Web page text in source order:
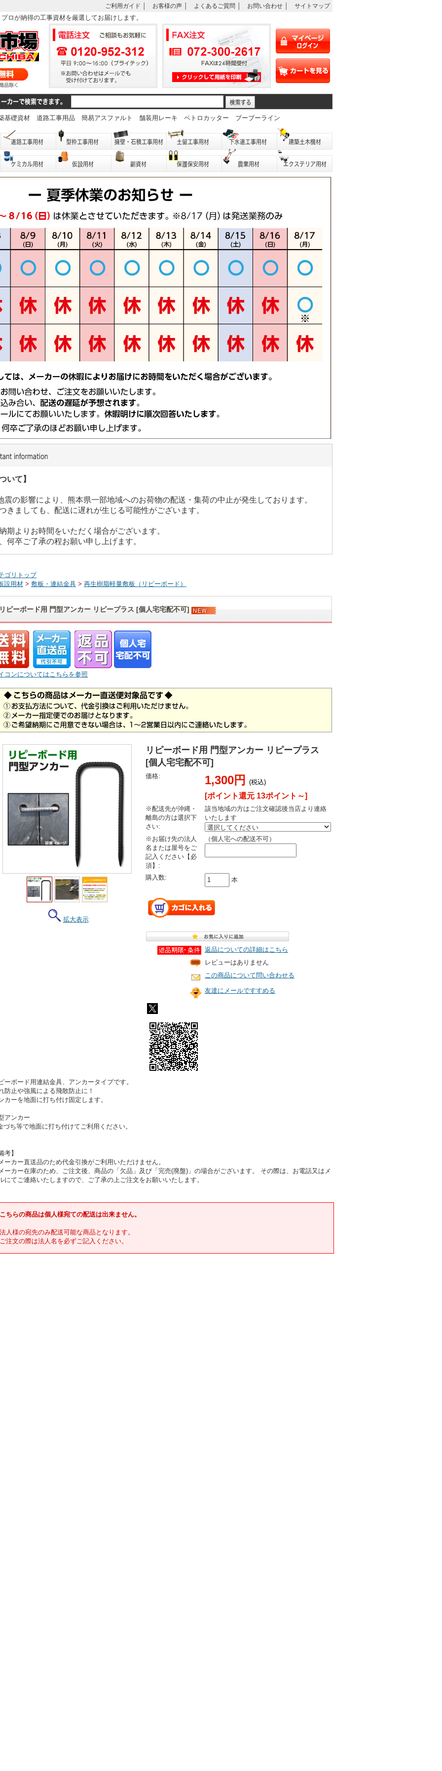
ご利用ガイド お客様の声 よくあるご質問 お問い合わせ サイトマップ
ロが納得の工事資材を厳選してお届けします。
基礎資材 道路工事用品 簡易アスファルト 舗装用レーキ ペトロカッター ブーブーライン
いて】
の影響により、熊本県一部地域へのお荷物の配送・集荷の中止が発生しております。
きましても、配送に遅れが生じる可能性がございます。
期よりお時間をいただく場合がございます。
何卒ご了承の程お願い申し上げます。
ゴリトップ
設用材 > 敷板・連結金具 > 再生樹脂軽量敷板（リピーボード）
ピーボード用 門型アンカー リピープラス [個人宅宅配不可]
コンについてはこちらを参照
拡大表示
リピーボード用 門型アンカー リピープラス
[個人宅宅配不可]
価格: 1,300円 (税込)
[ポイント還元 13ポイント～]
※配送先が沖縄・
離島の方は選択下
さい:
該当地域の方はご注文確認後当店より連絡
いたします
※お届け先の法人
名または屋号をご
記入ください【必
須】:
（個人宅への配送不可）
購入数: 本
返品についての詳細はこちら
レビューはありません
この商品について問い合わせる
友達にメールですすめる
ーボード用連結金具、アンカータイプです。
防止や強風による飛散防止に！
カーを地面に打ち付け固定します。
アンカー
づち等で地面に打ち付けてご利用ください。
考】
ーカー直送品のため代金引換がご利用いただけません。
ーカー在庫のため、ご注文後、商品の「欠品」及び「完売(廃盤)」の場合がございます。 その際は、お電話又はメ
にてご連絡いたしますので、ご了承の上ご注文をお願いいたします。
こちらの商品は個人様宛ての配送は出来ません。
法人様の宛先のみ配送可能な商品となります。
ご注文の際は法人名を必ずご記入ください。